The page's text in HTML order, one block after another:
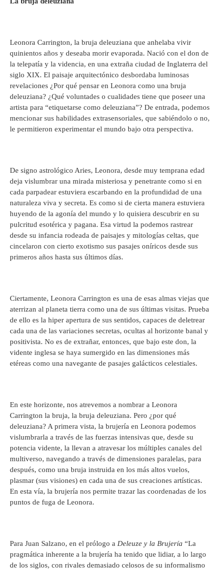
Leonora Carrington, la bruja deleuziana que anhelaba vivir
quinientos años y deseaba morir evaporada. Nació con el don de
la telepatía y la videncia, en una extraña ciudad de Inglaterra del
siglo XIX. El paisaje arquitectónico desbordaba luminosas
revelaciones ¿Por qué pensar en Leonora como una bruja
deleuziana? ¿Qué voluntades o cualidades tiene que poseer una
artista para “etiquetarse como deleuziana”? De entrada, podemos
mencionar sus habilidades extrasensoriales, que sabiéndolo o no,
le permitieron experimentar el mundo bajo otra perspectiva.
De signo astrológico Aries, Leonora, desde muy temprana edad
deja vislumbrar una mirada misteriosa y penetrante como si en
cada parpadear estuviera escarbando en la profundidad de una
naturaleza viva y secreta. Es como si de cierta manera estuviera
huyendo de la agonía del mundo y lo quisiera descubrir en su
pulcritud esotérica y pagana. Esa virtud la podemos rastrear
desde su infancia rodeada de paisajes y mitologías celtas, que
cincelaron con cierto exotismo sus pasajes oníricos desde sus
primeros años hasta sus últimos días.
Ciertamente, Leonora Carrington es una de esas almas viejas que
aterrizan al planeta tierra como una de sus últimas visitas. Prueba
de ello es la hiper apertura de sus sentidos, capaces de deletrear
cada una de las variaciones secretas, ocultas al horizonte banal y
positivista. No es de extrañar, entonces, que bajo este don, la
vidente inglesa se haya sumergido en las dimensiones más
etéreas como una navegante de pasajes galácticos celestiales.
En este horizonte, nos atrevemos a nombrar a Leonora
Carrington la bruja, la bruja deleuziana. Pero ¿por qué
deleuziana? A primera vista, la brujería en Leonora podemos
vislumbrarla a través de las fuerzas intensivas que, desde su
potencia vidente, la llevan a atravesar los múltiples canales del
multiverso, navegando a través de dimensiones paralelas, para
después, como una bruja instruida en los más altos vuelos,
plasmar (sus visiones) en cada una de sus creaciones artísticas.
En esta vía, la brujería nos permite trazar las coordenadas de los
puntos de fuga de Leonora.
Para Juan Salzano, en el prólogo a Deleuze y la Brujería “La
pragmática inherente a la brujería ha tenido que lidiar, a lo largo
de los siglos, con rivales demasiado celosos de su informalismo